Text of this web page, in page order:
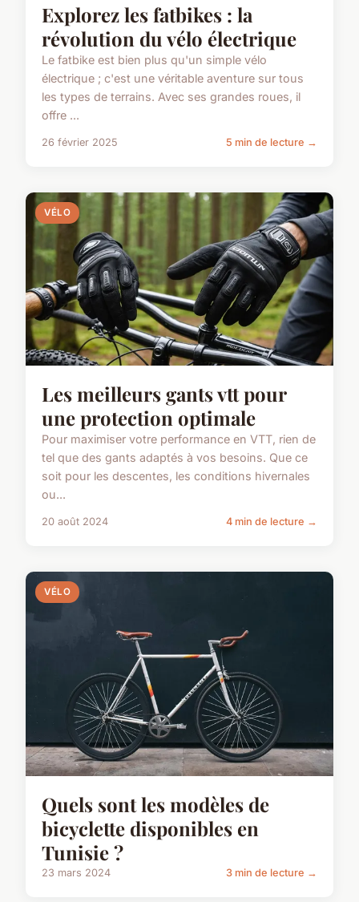
Explorez les fatbikes : la
révolution du vélo électrique
Le fatbike est bien plus qu'un simple vélo
électrique ; c'est une véritable aventure sur tous
les types de terrains. Avec ses grandes roues, il
offre ...
26 février 2025 5 min de lecture →
VÉLO
Les meilleurs gants vtt pour
une protection optimale
Pour maximiser votre performance en VTT, rien de
tel que des gants adaptés à vos besoins. Que ce
soit pour les descentes, les conditions hivernales
ou...
20 août 2024 4 min de lecture →
VÉLO
Quels sont les modèles de
bicyclette disponibles en
Tunisie ?
23 mars 2024 3 min de lecture →